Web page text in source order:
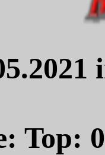
Top: 0